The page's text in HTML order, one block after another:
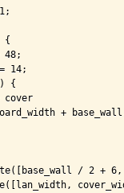
{
48;
14;
{
cover
+
/ 2 +